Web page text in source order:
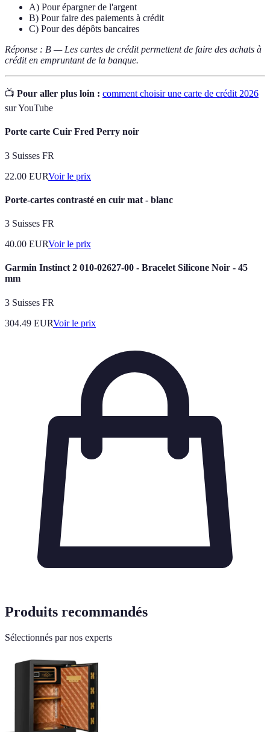
A) Pour épargner de l'argent
B) Pour faire des paiements à crédit
C) Pour des dépôts bancaires
Réponse : B — Les cartes de crédit permettent de faire des achats à
crédit en empruntant de la banque.
📺 Pour aller plus loin : comment choisir une carte de crédit 2026
sur YouTube
Porte carte Cuir Fred Perry noir
3 Suisses FR
22.00 EURVoir le prix
Porte-cartes contrasté en cuir mat - blanc
3 Suisses FR
40.00 EURVoir le prix
Garmin Instinct 2 010-02627-00 - Bracelet Silicone Noir - 45
mm
3 Suisses FR
304.49 EURVoir le prix
Produits recommandés
Sélectionnés par nos experts